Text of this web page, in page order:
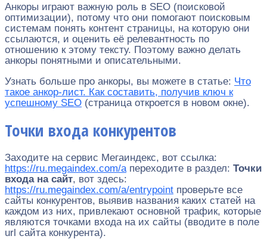
Анкоры играют важную роль в SEO (поисковой
оптимизации), потому что они помогают поисковым
системам понять контент страницы, на которую они
ссылаются, и оценить её релевантность по
отношению к этому тексту. Поэтому важно делать
анкоры понятными и описательными.
Узнать больше про анкоры, вы можете в статье: Что
такое анкор-лист. Как составить, получив ключ к
успешному SEO (страница откроется в новом окне).
Точки входа конкурентов
Заходите на сервис Мегаиндекс, вот ссылка:
https://ru.megaindex.com/aпереходите в раздел: Точки
входа на сайт, вот здесь:
https://ru.megaindex.com/a/entrypoint проверьте все
сайты конкурентов, выявив названия каких статей на
каждом из них, привлекают основной трафик, которые
являются точками входа на их сайты (вводите в поле
url сайта конкурента).